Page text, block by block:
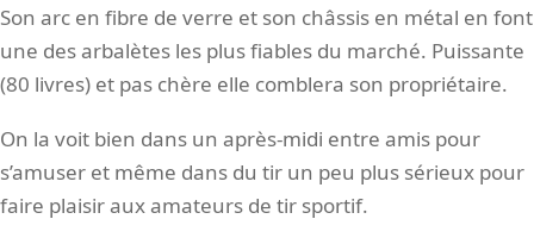
Son arc en fibre de verre et son châssis en métal en font
une des arbalètes les plus fiables du marché. Puissante
(80 livres) et pas chère elle comblera son propriétaire.
On la voit bien dans un après-midi entre amis pour
s’amuser et même dans du tir un peu plus sérieux pour
faire plaisir aux amateurs de tir sportif.